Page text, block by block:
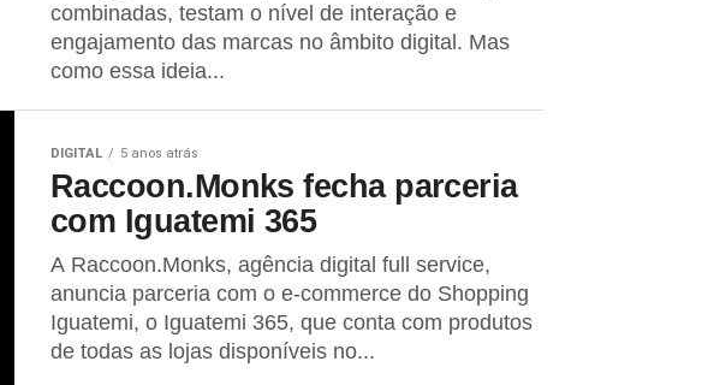
combinadas, testam o nível de interação e
engajamento das marcas no âmbito digital. Mas
como essa ideia...
DIGITAL 5 anos atrás
Raccoon.Monks fecha parceria
com Iguatemi 365
A Raccoon.Monks, agência digital full service,
anuncia parceria com o e-commerce do Shopping
Iguatemi, o Iguatemi 365, que conta com produtos
de todas as lojas disponíveis no...